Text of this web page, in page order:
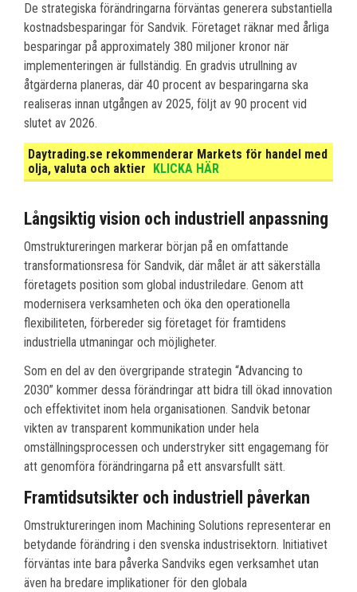
De strategiska förändringarna förväntas generera substantiella
kostnadsbesparingar för Sandvik. Företaget räknar med årliga
besparingar på approximately 380 miljoner kronor när
implementeringen är fullständig. En gradvis utrullning av
åtgärderna planeras, där 40 procent av besparingarna ska
realiseras innan utgången av 2025, följt av 90 procent vid
slutet av 2026.
Daytrading.se rekommenderar Markets för handel med
olja, valuta och aktier
KLICKA HÄR
Långsiktig vision och industriell anpassning
Omstruktureringen markerar början på en omfattande
transformationsresa för Sandvik, där målet är att säkerställa
företagets position som global industriledare. Genom att
modernisera verksamheten och öka den operationella
flexibiliteten, förbereder sig företaget för framtidens
industriella utmaningar och möjligheter.
Som en del av den övergripande strategin “Advancing to
2030” kommer dessa förändringar att bidra till ökad innovation
och effektivitet inom hela organisationen. Sandvik betonar
vikten av transparent kommunikation under hela
omställningsprocessen och understryker sitt engagemang för
att genomföra förändringarna på ett ansvarsfullt sätt.
Framtidsutsikter och industriell påverkan
Omstruktureringen inom Machining Solutions representerar en
betydande förändring i den svenska industrisektorn. Initiativet
förväntas inte bara påverka Sandviks egen verksamhet utan
även ha bredare implikationer för den globala